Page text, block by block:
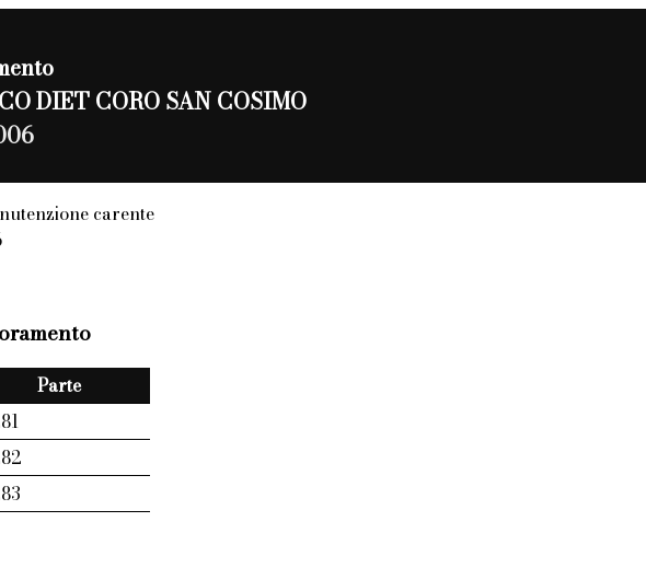
DIET CORO SAN COSIMO
carente
Parte